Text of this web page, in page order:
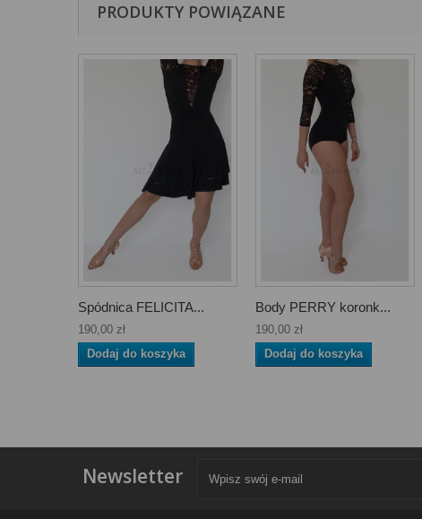
PRODUKTY POWIĄZANE
Spódnica FELICITA...
190,00 zł
Dodaj do koszyka
Body PERRY koronk...
190,00 zł
Dodaj do koszyka
Newsletter